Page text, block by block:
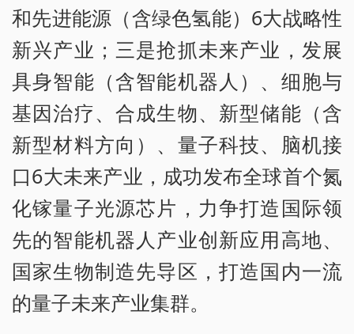
和先进能源（含绿色氢能）6大战略性
新兴产业；三是抢抓未来产业，发展
具身智能（含智能机器人）、细胞与
基因治疗、合成生物、新型储能（含
新型材料方向）、量子科技、脑机接
口6大未来产业，成功发布全球首个氮
化镓量子光源芯片，力争打造国际领
先的智能机器人产业创新应用高地、
国家生物制造先导区，打造国内一流
的量子未来产业集群。